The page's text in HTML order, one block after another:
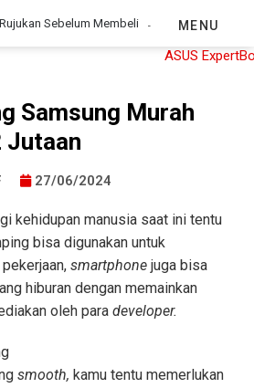
Rujukan Sebelum Membeli MENU
Samsung Murah
Jutaan
27/06/2024
kehidupan manusia saat ini tentu
bisa digunakan untuk
smartphone juga bisa
hiburan dengan memainkan
oleh para developer.
smooth, kamu tentu memerlukan